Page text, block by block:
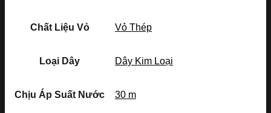
Chất Liệu Vỏ Vỏ Thép
Loại Dây Dây Kim Loại
Chịu Áp Suất Nước 30 m